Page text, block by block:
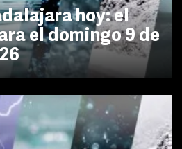
hoy: el
el domingo 9 de